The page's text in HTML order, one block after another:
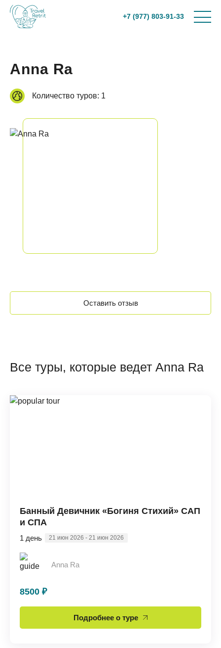
+7 (977) 803-91-33
Anna Ra
Количество туров: 1
Оставить отзыв
Все туры, которые ведет Anna Ra
Банный Девичник «Богиня Стихий» САП
и СПА
1 день 21 июн 2026 - 21 июн 2026
Anna Ra
8500 ₽
Подробнее о туре